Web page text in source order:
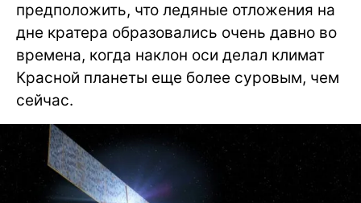
предположить, что ледяные отложения на
дне кратера образовались очень давно во
времена, когда наклон оси делал климат
Красной планеты еще более суровым, чем
сейчас.